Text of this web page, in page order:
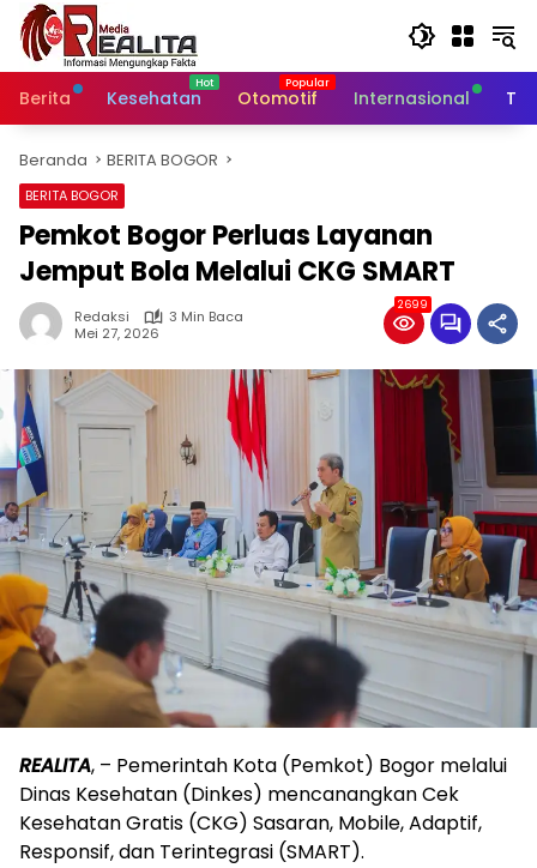
Langsung
konten
Berita
Kesehatan Otomotif Internasional
Beranda BERITA BOGOR
BERITA BOGOR
Pemkot Bogor Perluas Layanan
Jemput Bola Melalui CKG SMART
Redaksi
3 Min Baca
Mei 27, 2026
2699
REALITA, – Pemerintah Kota (Pemkot) Bogor melalui
Dinas Kesehatan (Dinkes) mencanangkan Cek
Kesehatan Gratis (CKG) Sasaran, Mobile, Adaptif,
Responsif, dan Terintegrasi (SMART).